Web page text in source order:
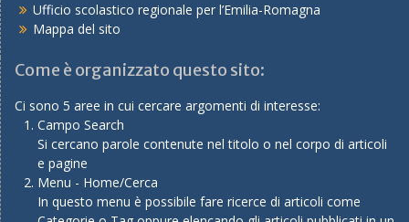
Ufficio scolastico regionale per l’Emilia-Romagna
Mappa del sito
Come è organizzato questo sito:
Ci sono 5 aree in cui cercare argomenti di interesse:
Campo Search
Si cercano parole contenute nel titolo o nel corpo di articoli
e pagine
Menu - Home/Cerca
In questo menu è possibile fare ricerce di articoli come